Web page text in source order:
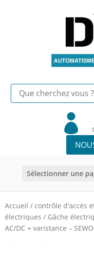

Sélectionner une
Accueil / contrôle d'accès
électriques / Gâche
AC/DC + varistance –